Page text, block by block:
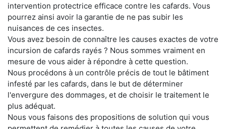
intervention protectrice efficace contre les cafards. Vous
pourrez ainsi avoir la garantie de ne pas subir les
nuisances de ces insectes.
Vous avez besoin de connaître les causes exactes de votre
incursion de cafards rayés ? Nous sommes vraiment en
mesure de vous aider à répondre à cette question.
Nous procédons à un contrôle précis de tout le bâtiment
infesté par les cafards, dans le but de déterminer
l'envergure des dommages, et de choisir le traitement le
plus adéquat.
Nous vous faisons des propositions de solution qui vous